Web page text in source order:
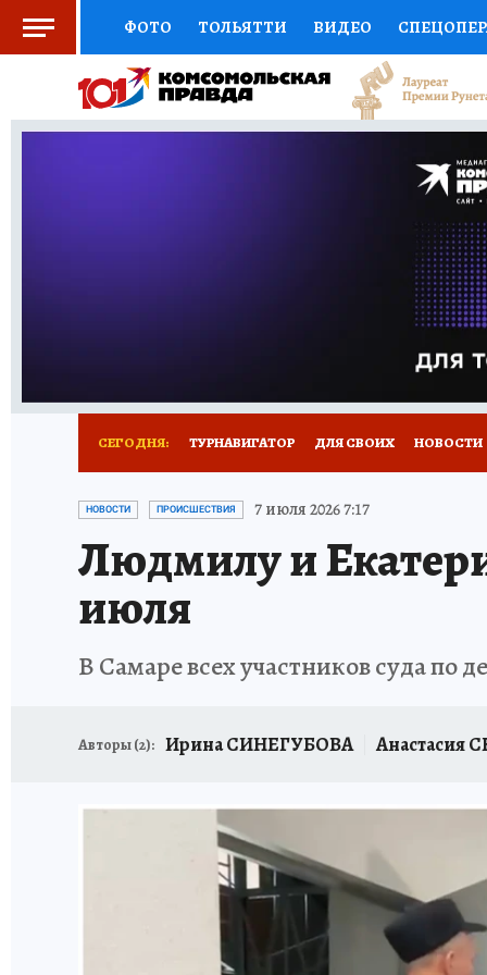
ФОТО ТОЛЬЯТТИ ВИДЕО
СОЦПОДДЕРЖКА НАУКА СПОРТ
ВЫБОР ЭКСПЕРТОВ ДОКТОР
ПРОГНОЗЫ НА СПОРТ
СЕГОДНЯ: ТУРНАВИГАТОР ДЛЯ СВОИХ НОВОСТИ
НАДЕЖНЫЕ РАБОТОДАТЕЛИ
НОВЫЙ ГОД В САМАРЕ КП В МАХ
КУЙБЫШЕВ - ФРОНТУ
ЗАПОВЕДНАЯ РОССИЯ СЧАСТЬЕ В СЕМЬЕ
НОВОСТИ ПРОИСШЕСТВИЯ 7 июля 2026 7:17
Людмилу и
июля
В Самаре всех участников суда по
Авторы (2): Ирина СИНЕГУБОВА Анастасия